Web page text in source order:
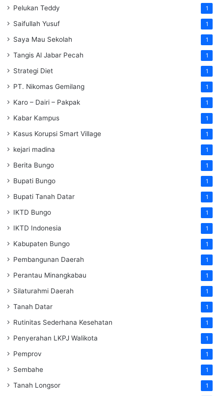
Pelukan Teddy 1
Saifullah Yusuf 1
Saya Mau Sekolah 1
Tangis Al Jabar Pecah 1
Strategi Diet 1
PT. Nikomas Gemilang 1
Karo – Dairi – Pakpak 1
Kabar Kampus 1
Kasus Korupsi Smart Village 1
kejari madina 1
Berita Bungo 1
Bupati Bungo 1
Bupati Tanah Datar 1
IKTD Bungo 1
IKTD Indonesia 1
Kabupaten Bungo 1
Pembangunan Daerah 1
Perantau Minangkabau 1
Silaturahmi Daerah 1
Tanah Datar 1
Rutinitas Sederhana Kesehatan 1
Penyerahan LKPJ Walikota 1
Pemprov 1
Sembahe 1
Tanah Longsor 1